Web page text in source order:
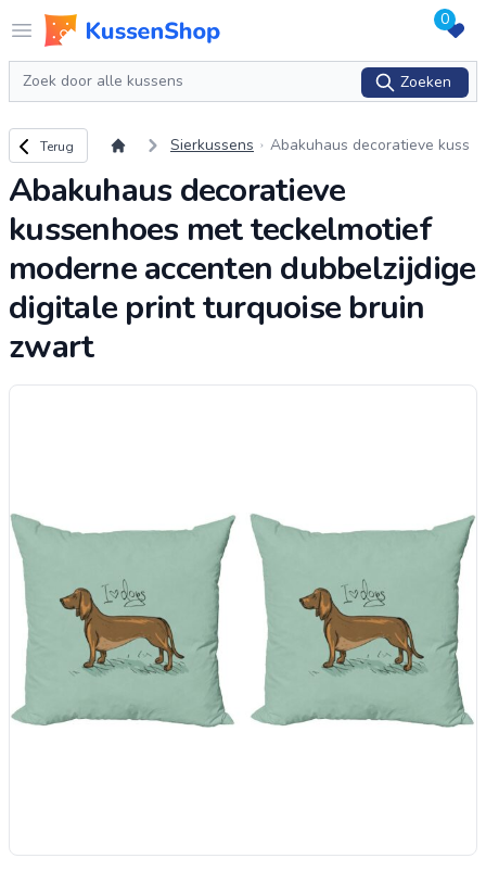
Open menu
Logo www.kussenshop.nl 0
Zoeken
Zoeken
Terug naar overzicht
Terug Sierkussens
Abakuhaus decoratieve kuss
erne accenten dubbelzijdige d
Abakuhaus decoratieve
kussenhoes met teckelmotief
moderne accenten dubbelzijdige
digitale print turquoise bruin
zwart